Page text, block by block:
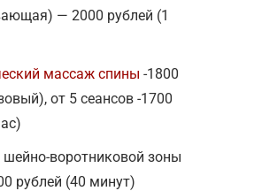
— 2000 рублей (1
массаж спины -1800
от 5 сеансов -1700
воротниковой зоны
рублей (40 минут)